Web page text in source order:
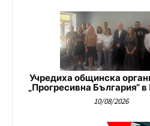
Учредиха общинска
„Прогресивна България“
10/08/2026